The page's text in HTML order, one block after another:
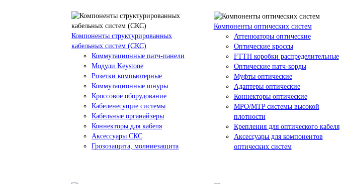
Компоненты структурированных
кабельных систем (СКС)
Коммутационные патч-панели
Модули Keystone
Розетки компьютерные
Коммутационные шнуры
Кроссовое оборудование
Кабеленесущие системы
Кабельные органайзеры
Коннекторы для кабеля
Аксессуары СКС
Грозозащита, молниезащита
Компоненты оптических систем
Аттенюаторы оптические
Оптические кроссы
FTTH коробки распределительные
Оптические патч-корды
Муфты оптические
Адаптеры оптические
Коннекторы оптические
MPO/MTP системы высокой
плотности
Крепления для оптического кабеля
Аксессуары для компонентов
оптических систем